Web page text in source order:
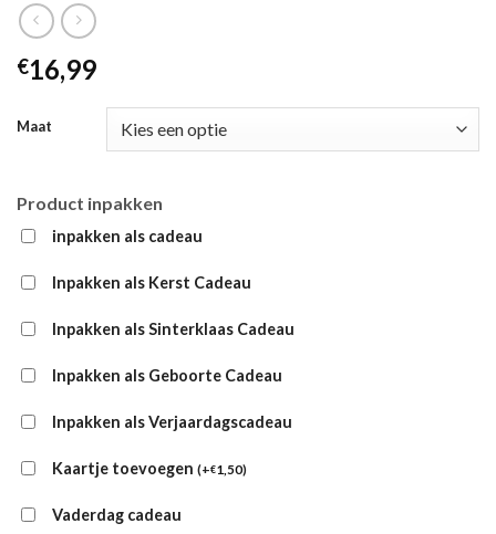
€16,99
Maat
Product inpakken
inpakken als cadeau
Inpakken als Kerst Cadeau
Inpakken als Sinterklaas Cadeau
Inpakken als Geboorte Cadeau
Inpakken als Verjaardagscadeau
Kaartje toevoegen (+€1,50)
Vaderdag cadeau